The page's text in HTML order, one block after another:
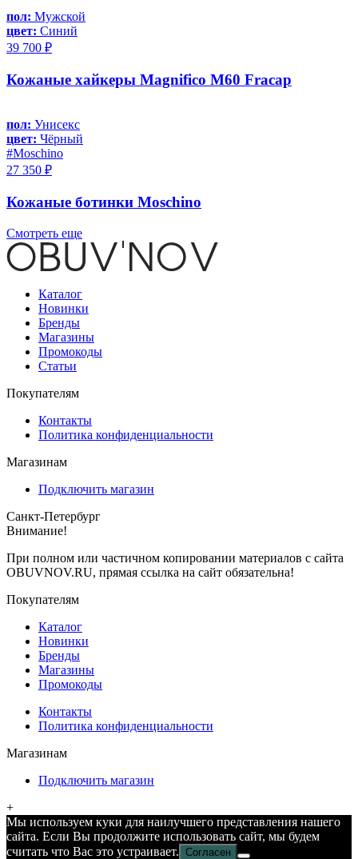
пол: Мужской
цвет: Синий
39 700 ₽
Кожаные хайкеры Magnifico M60 Fracap
пол: Унисекс
цвет: Чёрный
#Moschino
27 350 ₽
Кожаные ботинки Moschino
Смотреть еще
Каталог
Новинки
Бренды
Магазины
Промокоды
Статьи
Покупателям
Контакты
Политика конфиденциальности
Магазинам
Подключить магазин
Санкт-Петербург
Внимание!
При полном или частичном копировании материалов с сайта
OBUVNOV.RU, прямая ссылка на сайт обязательна!
Покупателям
Каталог
Новинки
Бренды
Магазины
Промокоды
Контакты
Политика конфиденциальности
Магазинам
Подключить магазин
+
Мы используем куки для наилучшего представления нашего
сайта. Если Вы продолжите использовать сайт, мы будем
считать что Вас это устраивает. Согласен